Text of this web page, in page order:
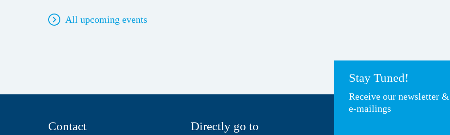
All upcoming events
Stay Tuned!
Receive our newsletter &
e-mailings
Contact Directly go to